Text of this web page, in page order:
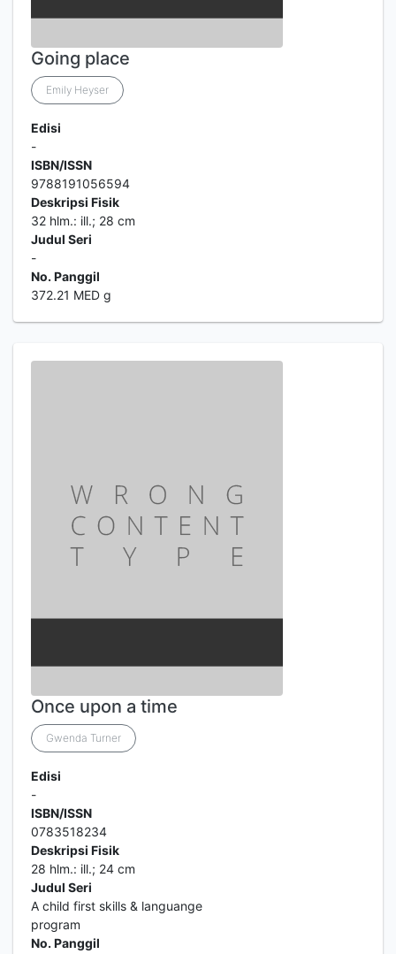
Going place
Emily Heyser
Edisi
-
ISBN/ISSN
9788191056594
Deskripsi Fisik
32 hlm.: ill.; 28 cm
Judul Seri
-
No. Panggil
372.21 MED g
Once upon a time
Gwenda Turner
Edisi
-
ISBN/ISSN
0783518234
Deskripsi Fisik
28 hlm.: ill.; 24 cm
Judul Seri
A child first skills & languange
program
No. Panggil